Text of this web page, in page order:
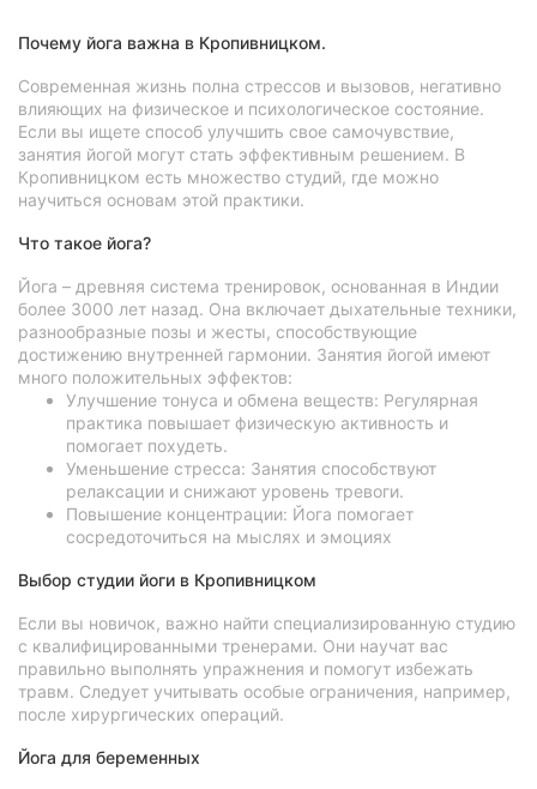
Почему йога важна в Кропивницком.
Современная жизнь полна стрессов и вызовов, негативно
влияющих на физическое и психологическое состояние.
Если вы ищете способ улучшить свое самочувствие,
занятия йогой могут стать эффективным решением. В
Кропивницком есть множество студий, где можно
научиться основам этой практики.
Что такое йога?
Йога – древняя система тренировок, основанная в Индии
более 3000 лет назад. Она включает дыхательные техники,
разнообразные позы и жесты, способствующие
достижению внутренней гармонии. Занятия йогой имеют
много положительных эффектов:
Улучшение тонуса и обмена веществ: Регулярная
практика повышает физическую активность и
помогает похудеть.
Уменьшение стресса: Занятия способствуют
релаксации и снижают уровень тревоги.
Повышение концентрации: Йога помогает
сосредоточиться на мыслях и эмоциях
Выбор студии йоги в Кропивницком
Если вы новичок, важно найти специализированную студию
с квалифицированными тренерами. Они научат вас
правильно выполнять упражнения и помогут избежать
травм. Следует учитывать особые ограничения, например,
после хирургических операций.
Йога для беременных